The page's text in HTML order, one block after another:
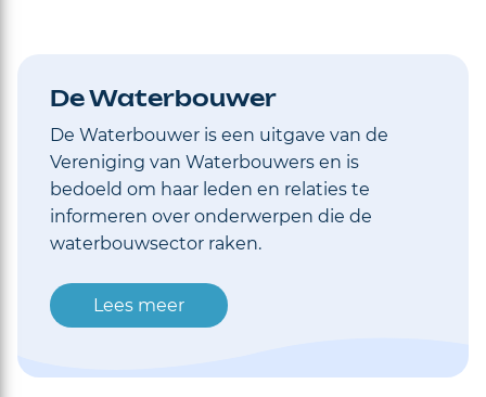
De Waterbouwer
De Waterbouwer is een uitgave van de
Vereniging van Waterbouwers en is
bedoeld om haar leden en relaties te
informeren over onderwerpen die de
waterbouwsector raken.
Lees meer